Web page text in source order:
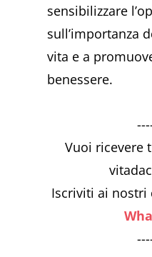
sensibilizzare
sull’importanza
vita e a
benessere.
Vuoi ricevere
Iscriviti ai